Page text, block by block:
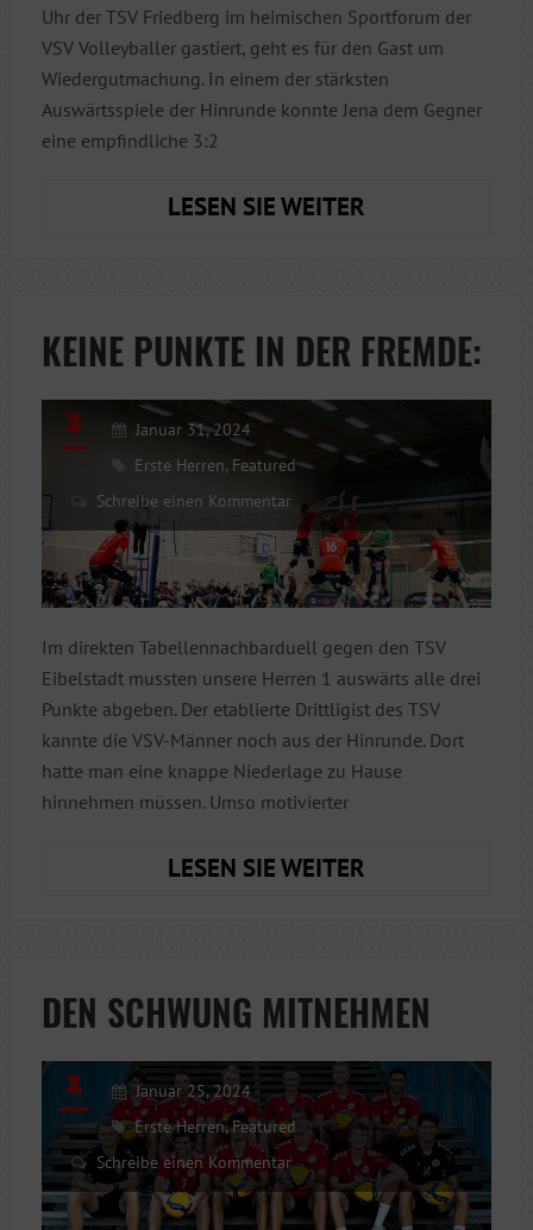
Uhr der TSV Friedberg im heimischen Sportforum der
VSV Volleyballer gastiert, geht es für den Gast um
Wiedergutmachung. In einem der stärksten
Auswärtsspiele der Hinrunde konnte Jena dem Gegner
eine empfindliche 3:2
LESEN SIE WEITERSTARKER
REVANCHE
KEINE PUNKTE IN DER FREMDE:
Januar 31, 2024
Erste Herren, Featured
Schreibe einen Kommentar
Im direkten Tabellennachbarduell gegen den TSV
Eibelstadt mussten unsere Herren 1 auswärts alle drei
Punkte abgeben. Der etablierte Drittligist des TSV
kannte die VSV-Männer noch aus der Hinrunde. Dort
hatte man eine knappe Niederlage zu Hause
hinnehmen müssen. Umso motivierter
LESEN SIE WEITERKEINE
FREMDE:
DEN SCHWUNG MITNEHMEN
Januar 25, 2024
Erste Herren,Featured
Schreibe einen Kommentar